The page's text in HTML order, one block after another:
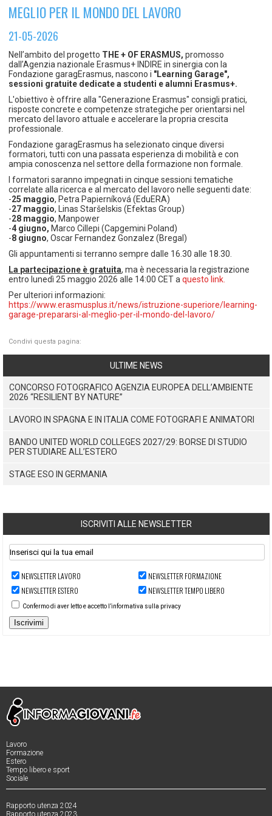
Coordinamento Provinciale Ferrarese Informagiovani
MEGLIO PER IL MONDO DEL LAVORO
21-05-2026
Nell’ambito del progetto THE + OF ERASMUS, promosso
dall’Agenzia nazionale Erasmus+ INDIRE in sinergia con la
Fondazione garagErasmus, nascono i "Learning Garage",
sessioni gratuite dedicate a studenti e alumni Erasmus+.
L'obiettivo è offrire alla "Generazione Erasmus" consigli pratici,
risposte concrete e competenze strategiche per orientarsi nel
mercato del lavoro attuale e accelerare la propria crescita
professionale.
Fondazione garagErasmus ha selezionato cinque diversi
formatori, tutti con una passata esperienza di mobilità e con
ampia conoscenza nel settore della formazione non formale.
I formatori saranno impegnati in cinque sessioni tematiche
correlate alla ricerca e al mercato del lavoro nelle seguenti date:
-25 maggio, Petra Papierníková (EduERA)
-27 maggio, Linas Staršelskis (Efektas Group)
-28 maggio, Manpower
-4 giugno, Marco Cillepi (Capgemini Poland)
-8 giugno, Oscar Fernandez Gonzalez (Bregal)
Gli appuntamenti si terranno sempre dalle 16.30 alle 18.30.
La partecipazione è gratuita, ma è necessaria la registrazione
entro lunedì 25 maggio 2026 alle 14:00 CET aquesto link.
Per ulteriori informazioni:
https://www.erasmusplus.it/news/istruzione-superiore/learning-
garage-prepararsi-al-meglio-per-il-mondo-del-lavoro/
Condivi questa pagina:
ULTIME NEWS
CONCORSO FOTOGRAFICO AGENZIA EUROPEA DELL’AMBIENTE
2026 “RESILIENT BY NATURE”
LAVORO IN SPAGNA E IN ITALIA COME FOTOGRAFI E ANIMATORI
BANDO UNITED WORLD COLLEGES 2027/29: BORSE DI STUDIO
PER STUDIARE ALL’ESTERO
STAGE ESO IN GERMANIA
ISCRIVITI ALLE NEWSLETTER
NEWSLETTER LAVORO
NEWSLETTER FORMAZIONE
NEWSLETTER ESTERO
NEWSLETTER TEMPO LIBERO
Confermo di aver letto e accetto l’informativa sulla privacy
Iscrivimi
Lavoro
Formazione
Estero
Tempo libero e sport
Sociale
Rapporto utenza 2024
Rapporto utenza 2023